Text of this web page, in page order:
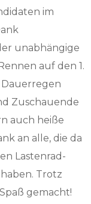
im
unabhängige
auf den 1.
Zuschauende
auch heiße
an alle, die da
Lastenrad-
Trotz
gemacht!